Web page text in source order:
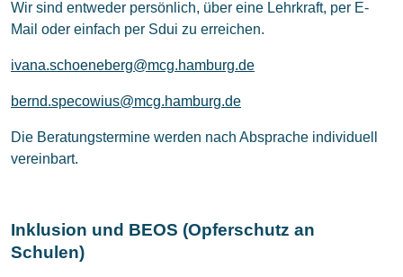
Wir sind entweder persönlich, über eine Lehrkraft, per E-
Mail oder einfach per Sdui zu erreichen.
ivana.schoeneberg@mcg.hamburg.de
bernd.specowius@mcg.hamburg.de
Die Beratungstermine werden nach Absprache individuell
vereinbart.
Inklusion und BEOS (Opferschutz an
Schulen)